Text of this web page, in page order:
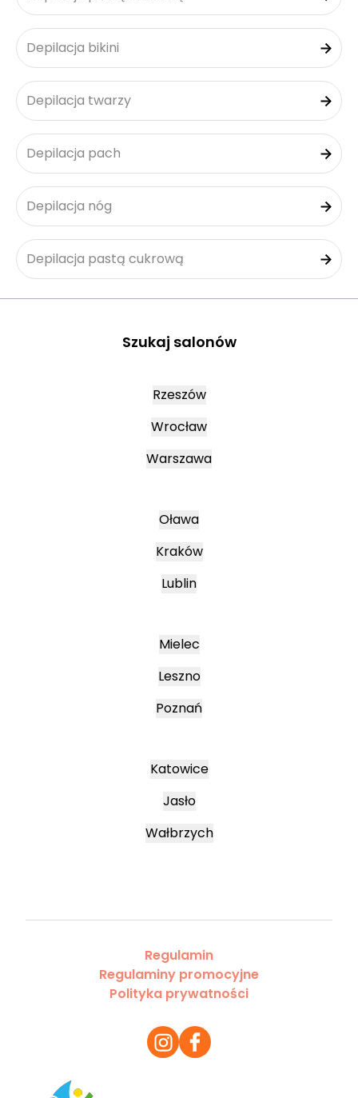
Depilacja bikini
Depilacja twarzy
Depilacja pach
Depilacja nóg
Depilacja pastą cukrową
Szukaj salonów
Rzeszów
Wrocław
Warszawa
Oława
Kraków
Lublin
Mielec
Leszno
Poznań
Katowice
Jasło
Wałbrzych
Regulamin
Regulaminy promocyjne
Polityka prywatności